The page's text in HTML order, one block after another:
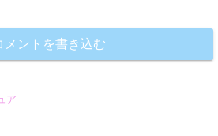
メントを書き込む
ア